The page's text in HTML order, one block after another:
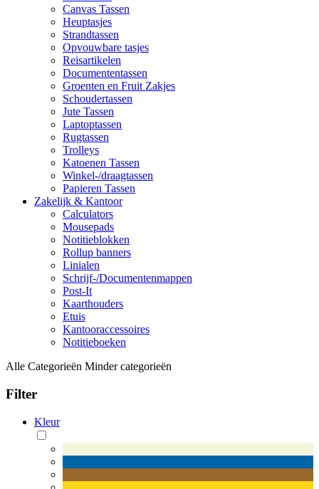
Canvas Tassen
Heuptasjes
Strandtassen
Opvouwbare tasjes
Reisartikelen
Documententassen
Groenten en Fruit Zakjes
Schoudertassen
Jute Tassen
Laptoptassen
Rugtassen
Trolleys
Katoenen Tassen
Winkel-/draagtassen
Papieren Tassen
Zakelijk & Kantoor
Calculators
Mousepads
Notitieblokken
Rollup banners
Linialen
Schrijf-/Documentenmappen
Post-It
Kaarthouders
Etuis
Kantooraccessoires
Notitieboeken
Alle Categorieën Minder categorieën
Filter
Kleur